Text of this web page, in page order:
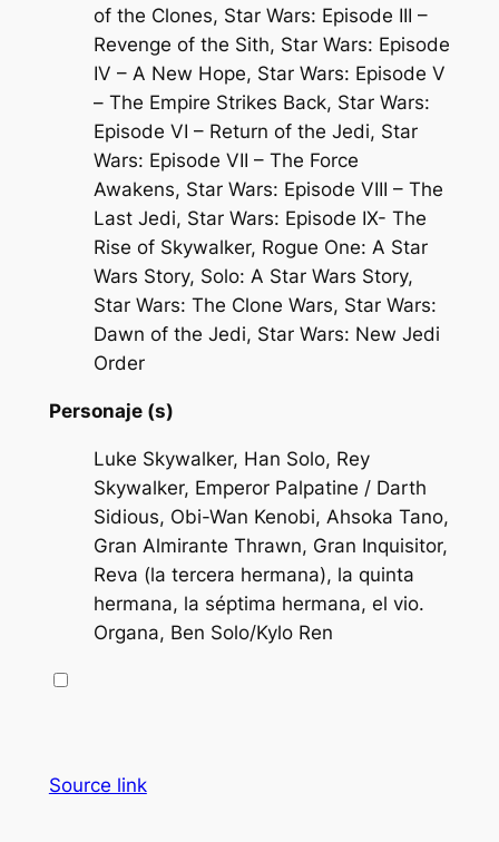
of the Clones, Star Wars: Episode III –
Revenge of the Sith, Star Wars: Episode
IV – A New Hope, Star Wars: Episode V
– The Empire Strikes Back, Star Wars:
Episode VI – Return of the Jedi, Star
Wars: Episode VII – The Force
Awakens, Star Wars: Episode VIII – The
Last Jedi, Star Wars: Episode IX- The
Rise of Skywalker, Rogue One: A Star
Wars Story, Solo: A Star Wars Story,
Star Wars: The Clone Wars, Star Wars:
Dawn of the Jedi, Star Wars: New Jedi
Order
Personaje (s)
Luke Skywalker, Han Solo, Rey
Skywalker, Emperor Palpatine / Darth
Sidious, Obi-Wan Kenobi, Ahsoka Tano,
Gran Almirante Thrawn, Gran Inquisitor,
Reva (la tercera hermana), la quinta
hermana, la séptima hermana, el vio.
Organa, Ben Solo/Kylo Ren
Source link